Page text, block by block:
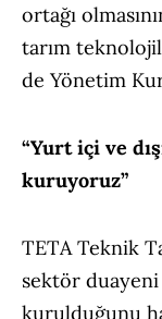
ortağı
tarım
de Yönetim
“Yurt içi ve
kuruyoruz”
TETA Teknik
sektör
kurulduğunu